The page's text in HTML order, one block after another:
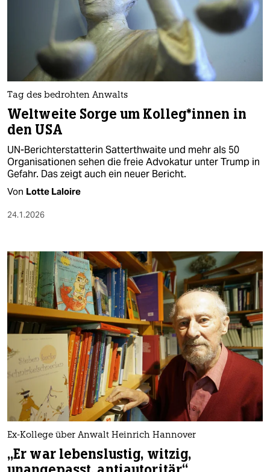
Tag des bedrohten Anwalts
Weltweite Sorge um Kol­le­g*in­nen in
den USA
UN-Berichterstatterin Satterthwaite und mehr als 50
Organisationen sehen die freie Advokatur unter Trump in
Gefahr. Das zeigt auch ein neuer Bericht.
Von Lotte Laloire
24.1.2026
Ex-Kollege über Anwalt Heinrich Hannover
„Er war lebenslustig, witzig,